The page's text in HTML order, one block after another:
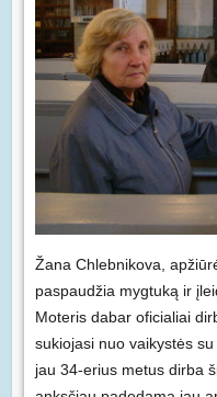
Žana Chlebnikova,
paspaudžia mygtuką ir
Moteris dabar oficialiai
sukiojasi nuo vaikystės
jau 34-erius metus dirba